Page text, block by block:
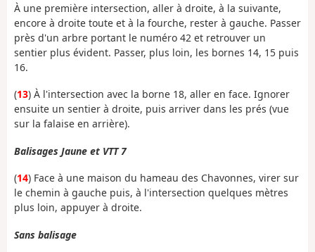
À une première intersection, aller à droite, à la suivante,
encore à droite toute et à la fourche, rester à gauche. Passer
près d'un arbre portant le numéro 42 et retrouver un
sentier plus évident. Passer, plus loin, les bornes 14, 15 puis
16.
(13) À l'intersection avec la borne 18, aller en face. Ignorer
ensuite un sentier à droite, puis arriver dans les prés (vue
sur la falaise en arrière).
Balisages Jaune et VTT 7
(14) Face à une maison du hameau des Chavonnes, virer sur
le chemin à gauche puis, à l'intersection quelques mètres
plus loin, appuyer à droite.
Sans balisage